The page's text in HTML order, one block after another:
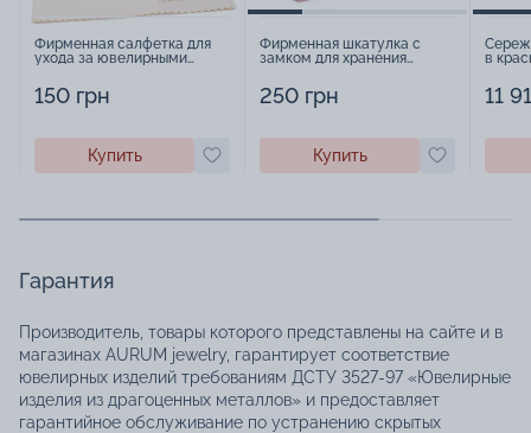
Фирменная салфетка для
ухода за ювелирными
150 грн
Купить
Фирменная шкатулка с
замком для хранения
250 грн
Купить
в
11
Гарантия
Производитель, товары которого представлены на сайте и в
магазинах AURUM jewelry, гарантирует соответствие
ювелирных изделий требованиям ДСТУ 3527-97 «Ювелирные
изделия из драгоценных металлов» и предоставляет
гарантийное обслуживание по устранению скрытых